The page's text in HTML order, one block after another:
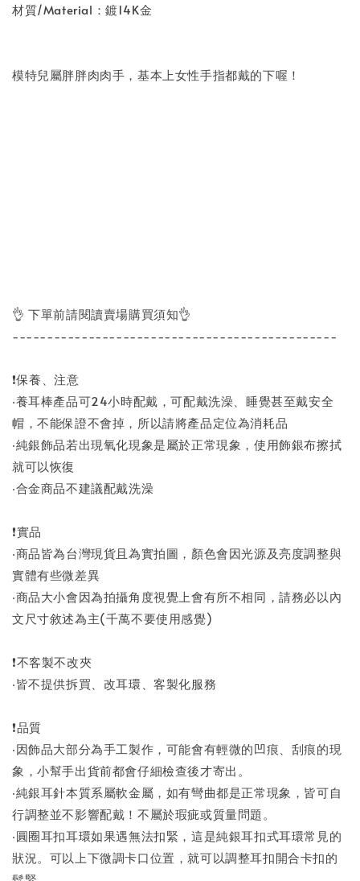
材質/Material：鍍14K金
模特兒屬胖胖肉肉手，基本上女性手指都戴的下喔！
👌 下單前請閱讀賣場購買須知👌
-----------------------------------------------
❗保養、注意
‧養耳棒產品可24小時配戴，可配戴洗澡、睡覺甚至戴安全
帽，不能保證不會掉，所以請將產品定位為消耗品
‧純銀飾品若出現氧化現象是屬於正常現象，使用飾銀布擦拭
就可以恢復
‧合金商品不建議配戴洗澡
❗實品
‧商品皆為台灣現貨且為實拍圖，顏色會因光源及亮度調整與
實體有些微差異
‧商品大小會因為拍攝角度視覺上會有所不相同，請務必以內
文尺寸敘述為主(千萬不要使用感覺)
❗不客製不改夾
‧皆不提供拆買、改耳環、客製化服務
❗品質
‧因飾品大部分為手工製作，可能會有輕微的凹痕、刮痕的現
象，小幫手出貨前都會仔細檢查後才寄出。
‧純銀耳針本質系屬軟金屬，如有彎曲都是正常現象，皆可自
行調整並不影響配戴！不屬於瑕疵或質量問題。
‧圓圈耳扣耳環如果遇無法扣緊，這是純銀耳扣式耳環常見的
狀況。可以上下微調卡口位置，就可以調整耳扣開合卡扣的